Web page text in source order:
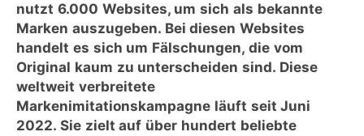
nutzt 6.000 Websites, um sich als bekannte
Marken auszugeben. Bei diesen Websites
handelt es sich um Fälschungen, die vom
Original kaum zu unterscheiden sind. Diese
weltweit verbreitete
Markenimitationskampagne läuft seit Juni
2022. Sie zielt auf über hundert beliebte